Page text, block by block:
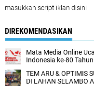
masukkan script iklan disini
DIREKOMENDASIKAN
Mata Media Online
Indonesia ke-80 Tahun
TEM ARU & OPTIMIS
DI LAHAN SELAMBO